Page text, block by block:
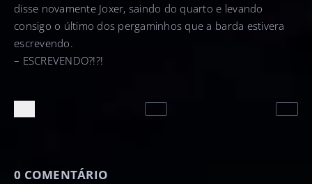
disse novamente Joxer, saindo do quarto e levando
consigo o último dos pergaminhos que a barda estivera
escrevendo.
– ESCREVENDO?!?!
0 COMENTÁRIO